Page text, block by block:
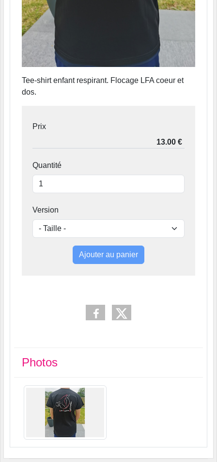
Tee-shirt enfant respirant. Flocage LFA coeur et
dos.
Prix
Quantité
Version
Ajouter au panier
Photos